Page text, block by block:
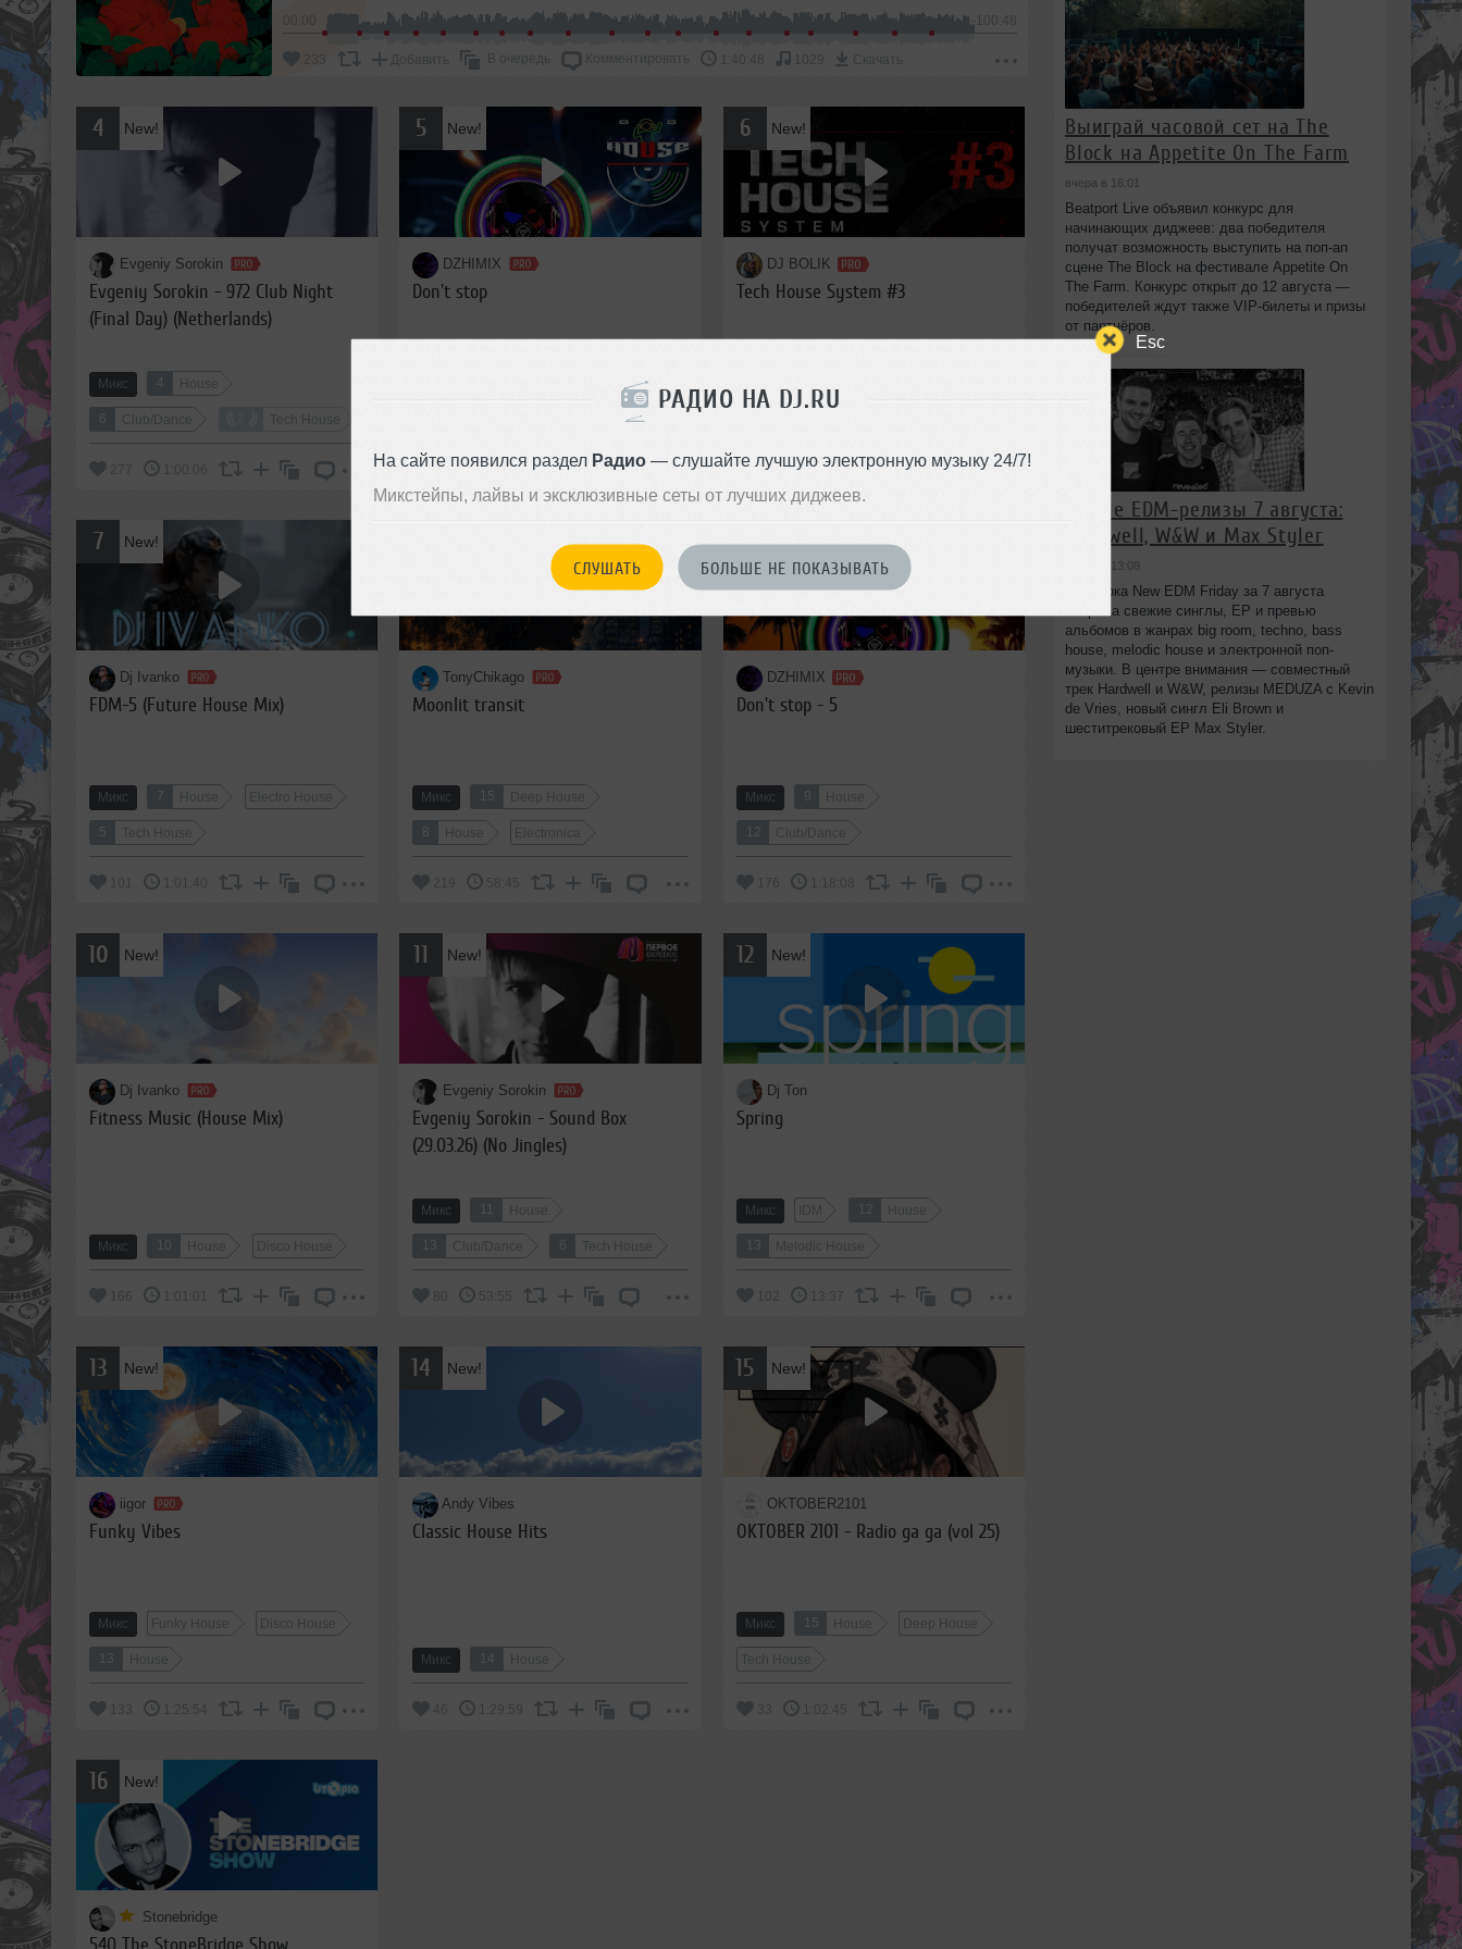
Esc
РАДИО НА DJ.RU
На сайте появился раздел Радио— слушайте лучшую электронную музыку 24/7!
Микстейпы, лайвы и эксклюзивные сеты от лучших диджеев.
СЛУШАТЬ БОЛЬШЕ НЕ ПОКАЗЫВАТЬ
-100:48
233 Добавить В очередь Комментировать 1029 Скачать
4 New!
Evgeniy Sorokin
Evgeniy Sorokin - 972 Club Night
(Final Day) (Netherlands)
Микс 4 House
6 Club/Dance Tech House
277 1:00:06
5 New!
DZHIMIX
Don't stop
210 1:11:40
6 New!
DJ BOLIK
Tech House System #3
217 1:00:29
7 New!
Dj Ivanko
FDM-5 (Future House Mix)
Микс 7 House Electro House
5 Tech House
TonyChikago
Moonlit transit
Микс 15 Deep House
8 House Electronica
219 58:45
9 New!
DZHIMIX
Don't stop - 5
Микс 9 House
12 Club/Dance
176 1:18:08
10 New!
Dj Ivanko
Fitness Music (House Mix)
Микс 10 House Disco House
166
11 New!
Evgeniy Sorokin
Evgeniy Sorokin - Sound Box
(29.03.26) (No Jingles)
Микс 11 House
13 Club/Dance 6 Tech House
53:55
12 New!
Dj Ton
Spring
Микс IDM 12 House
13 Melodic House
102 13:37
13 New!
iigor
Funky Vibes
Микс Funky House Disco House
13 House
133 1:25:54
14 New!
Andy Vibes
Classic House Hits
Микс 14 House
46 1:29:59
15 New!
OKTOBER2101
OKTOBER 2101 - Radio ga ga (vol 25)
Микс 15 House Deep House
Tech House
33 1:02:45
16 New!
Stonebridge
540 The StoneBridge Show
Выиграй часовой сет на The
Block на Appetite On The Farm
вчера в 16:01
Beatport Live объявил конкурс для
начинающих диджеев: два победителя
получат возможность выступить на поп‑ап
сцене The Block на фестивале Appetite On
The Farm. Конкурс открыт до 12 августа —
победителей ждут также VIP‑билеты и призы
от партнёров.
Новые EDM-релизы 7 августа:
Hardwell, W&W и Max Styler
вчера в 13:08
Подборка New EDM Friday за 7 августа
собрала свежие синглы, EP и превью
альбомов в жанрах big room, techno, bass
house, melodic house и электронной поп-
музыки. В центре внимания — совместный
трек Hardwell и W&W, релизы MEDUZA с Kevin
de Vries, новый сингл Eli Brown и
шеститрековый EP Max Styler.